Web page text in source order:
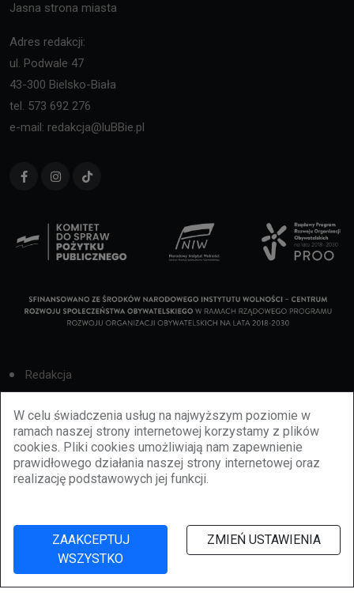
W celu świadczenia usług na najwyższym poziomie w
ramach naszej strony internetowej korzystamy z plików
cookies. Pliki cookies umożliwiają nam zapewnienie
prawidłowego działania naszej strony internetowej oraz
realizację podstawowych jej funkcji.
ZAAKCEPTUJ
WSZYSTKO
ZMIEŃ USTAWIENIA
Jasna strona miasta
Adres redakcji:
ul. Podwale 47
43-300 Bielsko-Biała
tel. 573 692 276
e-mail: redakcja@luBBie.pl
Redakcja
Cookies
Reklama
BBiletomania